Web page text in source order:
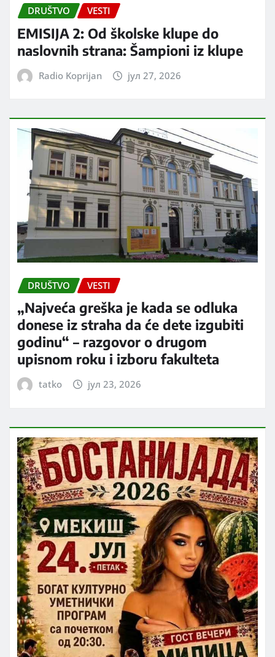
DRUŠTVO VESTI
EMISIJA 2: Od školske klupe do
naslovnih strana: Šampioni iz klupe
Radio Koprijan јул 27, 2026
DRUŠTVO VESTI
„Najveća greška je kada se odluka
donese iz straha da će dete izgubiti
godinu“ – razgovor o drugom
upisnom roku i izboru fakulteta
tatko јул 23, 2026